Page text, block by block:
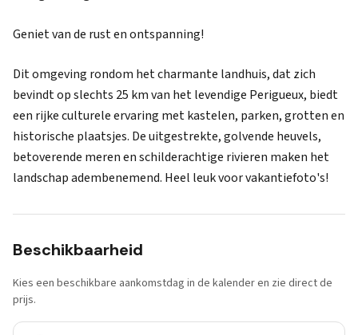
Geniet van de rust en ontspanning!
Dit omgeving rondom het charmante landhuis, dat zich
bevindt op slechts 25 km van het levendige Perigueux, biedt
een rijke culturele ervaring met kastelen, parken, grotten en
historische plaatsjes. De uitgestrekte, golvende heuvels,
betoverende meren en schilderachtige rivieren maken het
landschap adembenemend. Heel leuk voor vakantiefoto's!
Beschikbaarheid
Kies een beschikbare aankomstdag in de kalender en zie direct de
prijs.